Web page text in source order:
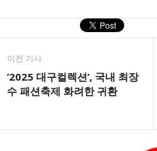
이전 기사
‘2025 대구컬렉션’, 국내 최장
수 패션축제 화려한 귀환